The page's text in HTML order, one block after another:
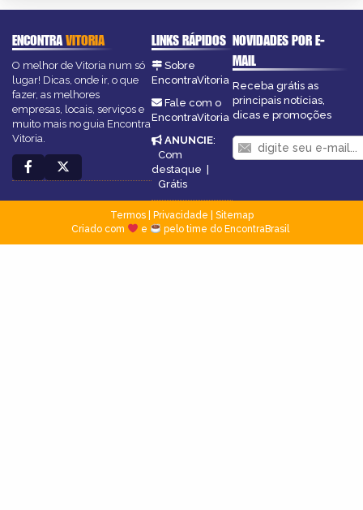
ENCONTRAVITORIA
O melhor de Vitoria num só
lugar! Dicas, onde ir, o que
fazer, as melhores
empresas, locais, serviços e
muito mais no guia Encontra
Vitoria.
LINKS RÁPIDOS
Sobre
EncontraVitoria
Fale com o
EncontraVitoria
ANUNCIE:
Com
destaque |
Grátis
NOVIDADES POR E-
MAIL
Receba grátis as
principais notícias,
dicas e promoções
Termos| Privacidade
Sitemap
Criado com
e pelo time do EncontraBrasil